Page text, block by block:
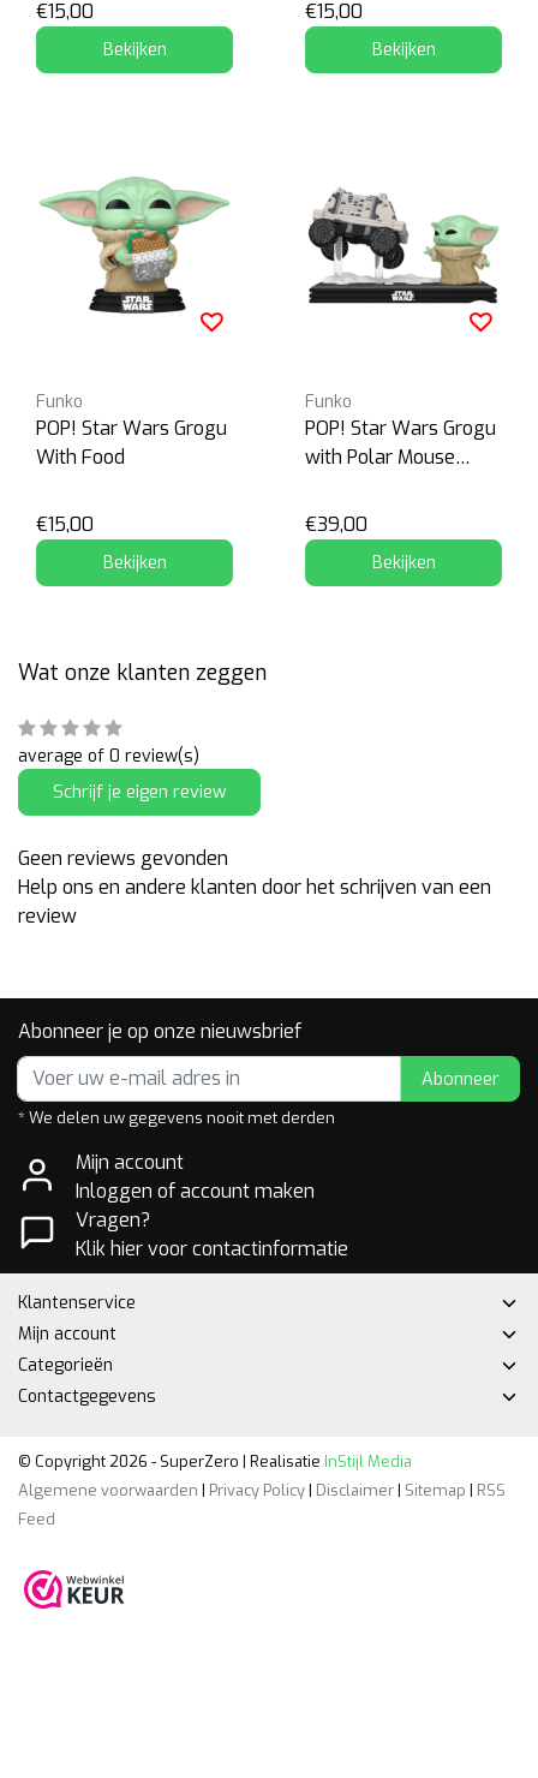
€15,00
Bekijken
€15,00
Bekijken
Funko
POP! Star Wars Grogu
With Food
€15,00
Bekijken
Funko
POP! Star Wars Grogu
with Polar Mouse
€39,00
Bekijken
Wat onze klanten zeggen
average of 0 review(s)
Schrijf je eigen review
Geen reviews gevonden
Help ons en andere klanten door het schrijven van een
review
Abonneer je op onze nieuwsbrief
Abonneer
* We delen uw gegevens nooit met derden
Mijn account
Inloggen of account maken
Vragen?
Klik hier voor contactinformatie
Klantenservice
Mijn account
Categorieën
Contactgegevens
© Copyright 2026 - SuperZero | Realisatie InStijl Media
Algemene voorwaarden | Privacy Policy| Disclaimer| Sitemap | RSS
Feed